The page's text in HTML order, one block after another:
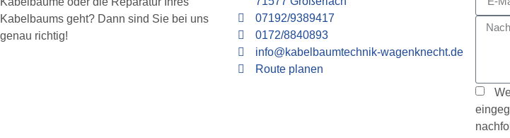
Kabelbaums geht? Dann sind Sie bei uns
genau richtig!
07192/9389417
0172/8840893
info@kabelbaumtechnik-wagenknecht.de
Route planen